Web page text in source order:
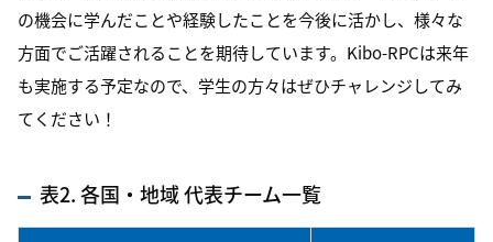
の機会に学んだことや経験したことを今後に活かし、様々な
方面でご活躍されることを期待しています。Kibo-RPCは来年
も実施する予定なので、学生の方々はぜひチャレンジしてみ
てください！
表2. 各国・地域 代表チーム一覧